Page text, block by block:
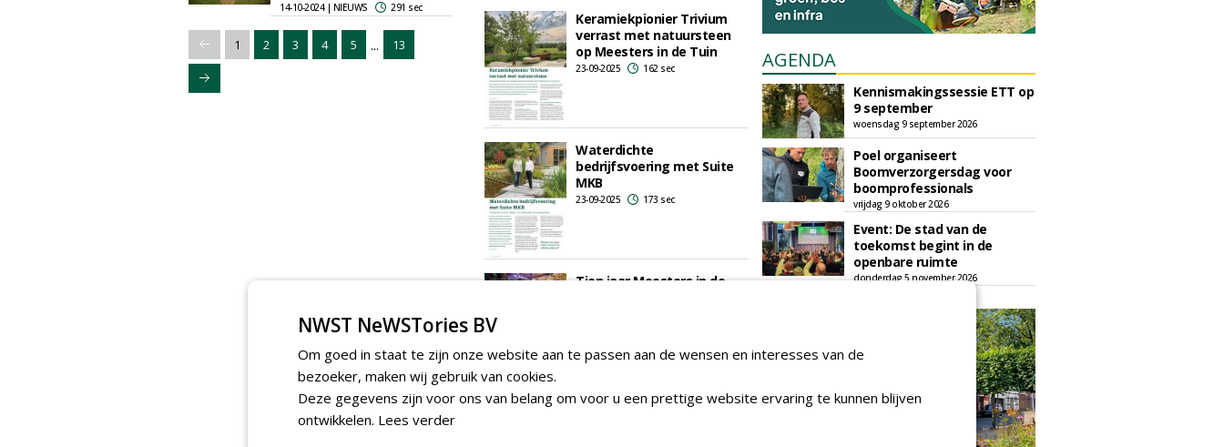
14-10-2024 | NIEUWS 291 sec
1 2 3 4 5 ... 13
Keramiekpionier Trivium
verrast met natuursteen
op Meesters in de Tuin
23-09-2025 162 sec
Waterdichte
bedrijfsvoering met Suite
MKB
23-09-2025 173 sec
Tien jaar Meesters in de
178 sec
Pas op voor de zzp'er
AGENDA
Kennismakingssessie ETT op
9 september
woensdag 9 september 2026
Poel organiseert
Boomverzorgersdag voor
boomprofessionals
vrijdag 9 oktober 2026
Event: De stad van de
toekomst begint in de
openbare ruimte
donderdag 5 november 2026
NWST NeWSTories BV
Om goed in staat te zijn onze website aan te passen aan de wensen en interesses van de
bezoeker, maken wij gebruik van cookies.
Deze gegevens zijn voor ons van belang om voor u een prettige website ervaring te kunnen blijven
ontwikkelen. Lees verder